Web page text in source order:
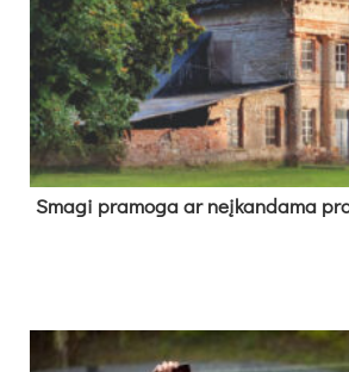
Sma­gi pra­mo­ga ar neį­kan­da­ma